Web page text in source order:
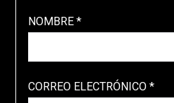
NOMBRE *
CORREO ELECTRÓNICO *